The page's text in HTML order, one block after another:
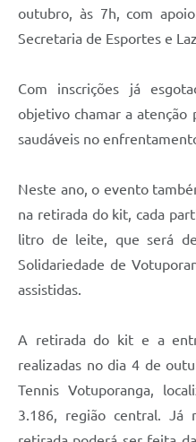
outubro, às 7h, com
Secretaria de Esportes e
Com inscrições já
objetivo chamar a atenção
saudáveis no
Neste ano, o evento
na retirada do kit, cada
litro de leite, que será
Solidariedade de
assistidas.
A retirada do kit e a
realizadas no dia 4 de
Tennis Votuporanga,
3.186, região central.